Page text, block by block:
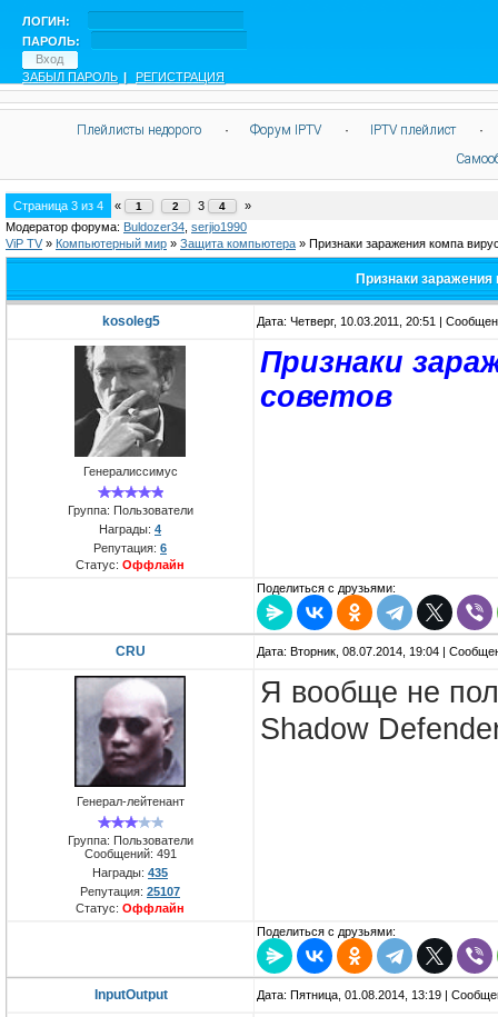
ЛОГИН:
ПАРОЛЬ:
ЗАБЫЛ ПАРОЛЬ | РЕГИСТРАЦИЯ
Плейлисты недорого · Форум IPTV · IPTV плейлист
·
Страница 3 из 4 « 1 2 3 4
»
Модератор форума: Buldozer34 serjio1990
ViP TV » Компьютерный мир » Защита компьютера » Признаки заражения компа
Признаки
kosoleg5 Дата: Четверг, 10.03.2011, 20:51 |
Генералиссимус
Группа: Пользователи
Награды: 4
Репутация: 6
Статус: Оффлайн
Признаки
советов
Поделиться с друзьями:
CRU Дата: Вторник, 08.07.2014, 19:04 |
Генерал-лейтенант
Группа: Пользователи
Сообщений: 491
Награды: 435
Репутация: 25107
Статус: Оффлайн
Я вообще не
Shadow
Поделиться с друзьями:
InputOutput Дата: Пятница, 01.08.2014, 13:19 |